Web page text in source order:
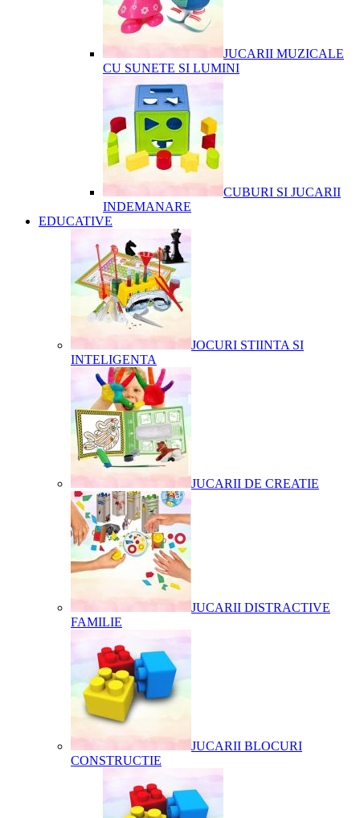
JUCARII MUZICALE
CU SUNETE SI LUMINI
CUBURI SI JUCARII
INDEMANARE
EDUCATIVE
JOCURI STIINTA SI
INTELIGENTA
JUCARII DE CREATIE
JUCARII DISTRACTIVE
FAMILIE
JUCARII BLOCURI
CONSTRUCTIE